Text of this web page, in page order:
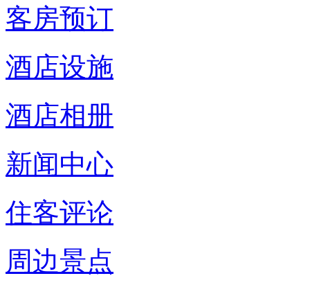
客房预订
酒店设施
酒店相册
新闻中心
住客评论
周边景点